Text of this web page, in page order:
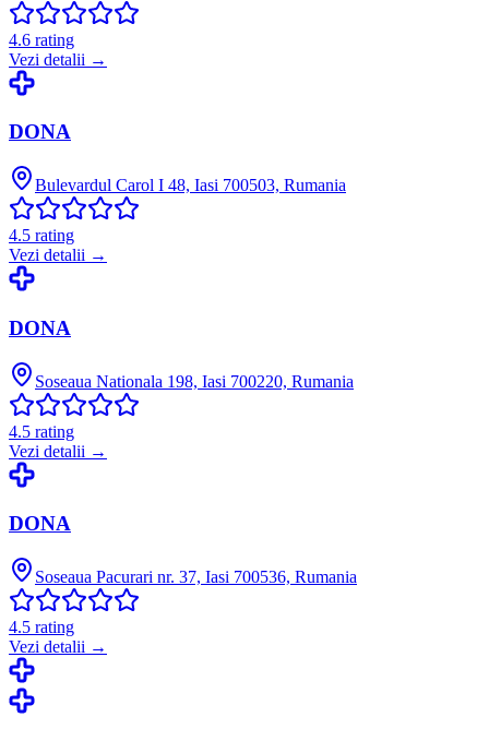
4.6 rating
Vezi detalii →
DONA
Bulevardul Carol I 48, Iasi 700503, Rumania
4.5 rating
Vezi detalii →
DONA
Soseaua Nationala 198, Iasi 700220, Rumania
4.5 rating
Vezi detalii →
DONA
Soseaua Pacurari nr. 37, Iasi 700536, Rumania
4.5 rating
Vezi detalii →